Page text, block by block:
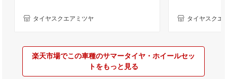
120 40系アルファード/ヴェルファイア
タイヤスクエアミツヤ
40系アルファ
タイヤスクエ
楽天市場でこの車種のサマータイヤ・ホイールセッ
トをもっと見る